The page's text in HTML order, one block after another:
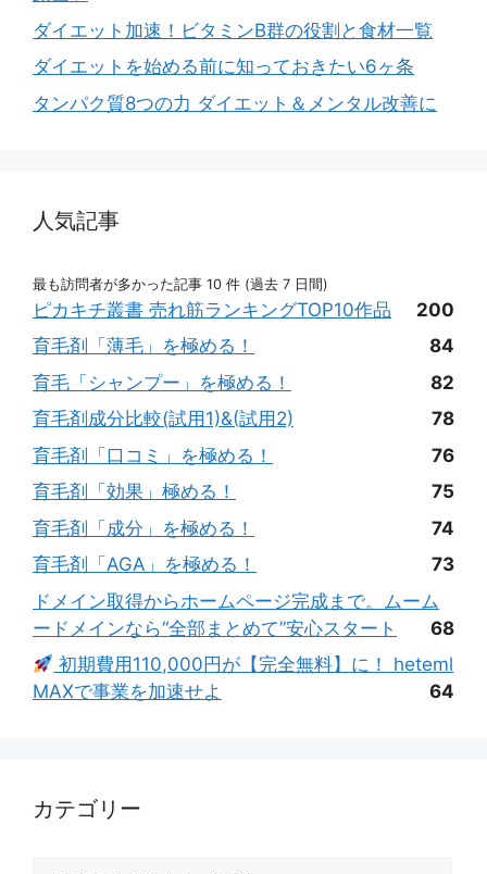
ダイエット加速！ビタミンB群の役割と食材一覧
ダイエットを始める前に知っておきたい6ヶ条
タンパク質8つの力 ダイエット＆メンタル改善に
人気記事
最も訪問者が多かった記事 10 件 (過去 7 日間)
ピカキチ叢書 売れ筋ランキングTOP10作品
200
育毛剤「薄毛」を極める！
84
育毛「シャンプー」を極める！
82
育毛剤成分比較(試用1)&(試用2)
78
育毛剤「口コミ」を極める！
76
育毛剤「効果」極める！
75
育毛剤「成分」を極める！
74
育毛剤「AGA」を極める！
73
ドメイン取得からホームページ完成まで。ムーム
ードメインなら“全部まとめて”安心スタート
68
初期費用110,000円が【完全無料】に！ heteml
MAXで事業を加速せよ
64
カテゴリー